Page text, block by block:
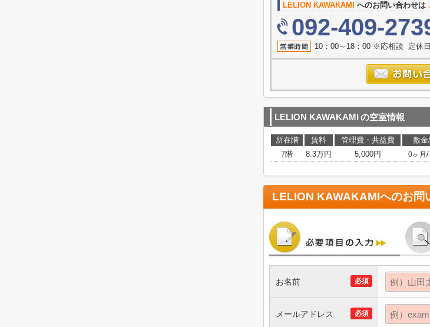
LELION KAWAKAMI へのお問い合わせは
092-409-
10：00～18：00 ※応相談 定休
LELION KAWAKAMI の空室情報
所在階 賃料 管理費・共益費 敷金
7階
8.3万円 5,000円 0ヶ月 /
LELION KAWAKAMIへのお問
必須
お名前
必須
メールアドレス